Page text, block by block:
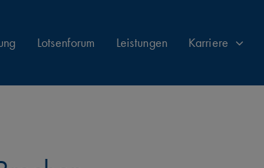
Lotsenforum Leistungen Karriere